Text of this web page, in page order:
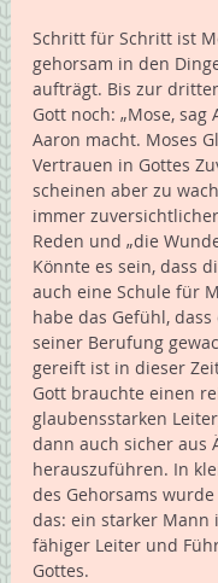
Schritt für Schritt ist
gehorsam in den
aufträgt. Bis zur
Gott noch: „Mose, sag
Aaron macht. Moses
Vertrauen in Gottes
scheinen aber zu
immer
Reden und „die
Könnte es sein, dass
auch eine Schule für
habe das Gefühl,
seiner Berufung
gereift ist in dieser
Gott brauchte einen
glaubensstarken
dann auch sicher aus
herauszuführen. In
des Gehorsams
das: ein starker Mann
fähiger Leiter und
Gottes.